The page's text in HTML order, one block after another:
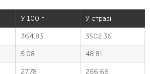
У 100 г У страві
364.83 3502.36
5.08 48.81
27.78 266.66